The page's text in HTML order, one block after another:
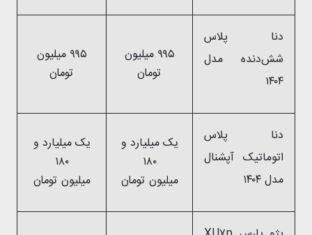
دنا پلاس
شش‌دنده‌‌ مدل
۱۴۰۴
۹۹۵ میلیون
تومان
۹۹۵ میلیون
تومان
دنا پلاس
اتوماتیک آپشنال
مدل ۱۴۰۴
یک میلیارد و
۱۸۰
میلیون تومان
یک میلیارد و
۱۸۰
میلیون تومان